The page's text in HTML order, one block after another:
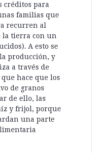
créditos para
familias que
recurren al
la tierra con un
A esto se
producción, y
a través de
hace que los
de granos
de ello, las
y frijol, porque
una parte